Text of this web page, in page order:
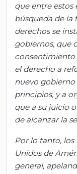
que entre estos
búsqueda de la
derechos se
gobiernos, que
consentimiento
el derecho a
nuevo
principios, y a
que a su juicio
de alcanzar la
Por lo tanto, los
Unidos de
general,